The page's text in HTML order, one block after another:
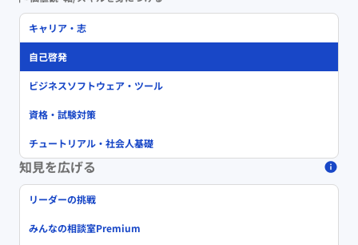
キャリア・志
自己啓発
ビジネスソフトウェア・ツール
資格・試験対策
チュートリアル・社会人基礎
知見を広げる
リーダーの挑戦
みんなの相談室Premium